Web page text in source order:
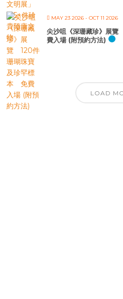
MAY 23 2026 - OCT 11 2026
尖沙咀《深珊藏珍》展
費入場 (附預約方法)
LOAD